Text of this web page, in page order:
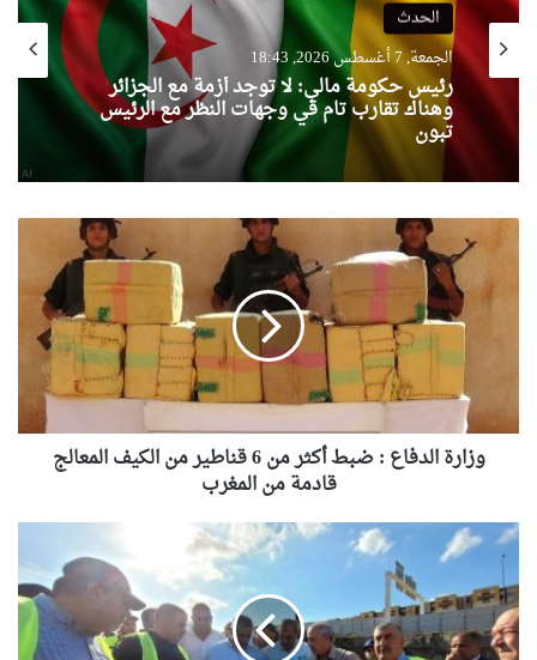
الحدث
الجمعة, 7 أغسطس 2026, 18:43
رئيس حكومة مالي: لا توجد أزمة مع الجزائر
وهناك تقارب تام في وجهات النظر مع الرئيس
تبون
وزارة
ضبط
من
الكيف
من
المغرب
وزارة الدفاع : ضبط أكثر من 6 قناطير من الكيف المعالج
قادمة من المغرب
وزير
السكن
يتفقد
مشروع
إنجاز